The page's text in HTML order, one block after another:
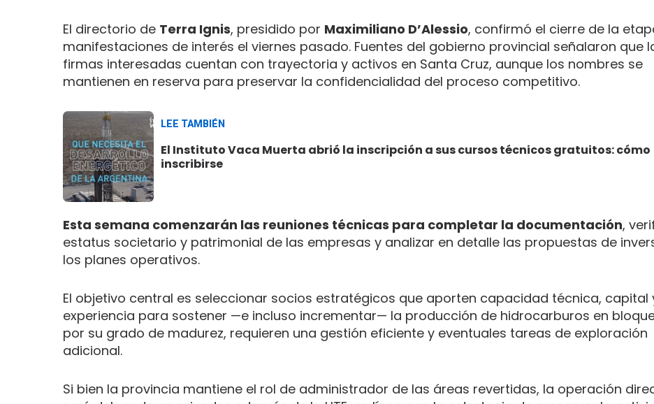
El directorio de Terra Ignis, presidido por Maximiliano D’Alessio, confirmó el cierre de la
manifestaciones de interés el viernes pasado. Fuentes del gobierno provincial señalaron que
firmas interesadas cuentan con trayectoria y activos en Santa Cruz, aunque los nombres se
mantienen en reserva para preservar la confidencialidad del proceso competitivo.
LEE TAMBIÉN
El Instituto Vaca Muerta abrió la inscripción a sus cursos técnicos gratuitos: cómo
inscribirse
Esta semana comenzarán las reuniones técnicas para completar la documentación,
estatus societario y patrimonial de las empresas y analizar en detalle las propuestas de
los planes operativos.
El objetivo central es seleccionar socios estratégicos que aporten capacidad técnica, capital
experiencia para sostener —e incluso incrementar— la producción de hidrocarburos en
por su grado de madurez, requieren una gestión eficiente y eventuales tareas de exploración
adicional.
Si bien la provincia mantiene el rol de administrador de las áreas revertidas, la operación